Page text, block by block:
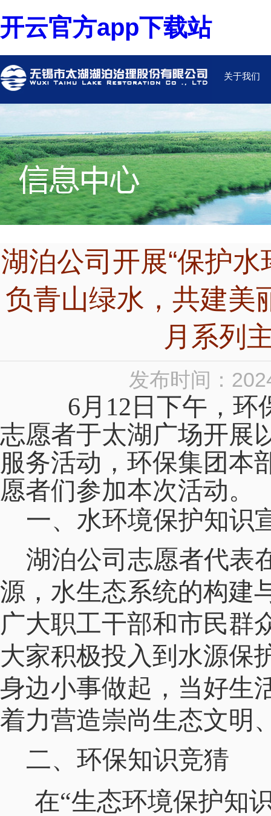
开云官方app下载站
关于我们
湖泊公司开展“保护
负青山绿水，共建美
月系列
发布时间：
6月12日下午， 环
志愿者于太湖广场开展
服务活动，环保集团本
愿者们参加本次活动。
一、 水环境保护知识
湖泊公司志愿者代表
源，水生态系统的构建
广大职工干部和市民群
大家积极投入到水源保
身边小事做起，当好生
着力营造崇尚生态文明
二、 环保知识竞猜
在“生态环境保护知